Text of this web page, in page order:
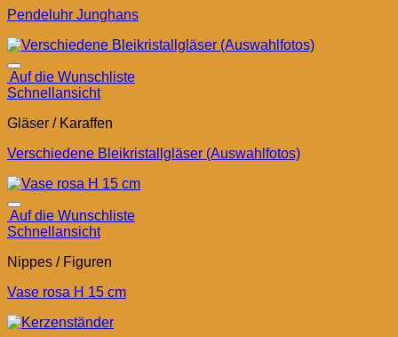
Pendeluhr Junghans
Auf die Wunschliste
Schnellansicht
Gläser / Karaffen
Verschiedene Bleikristallgläser (Auswahlfotos)
Auf die Wunschliste
Schnellansicht
Nippes / Figuren
Vase rosa H 15 cm